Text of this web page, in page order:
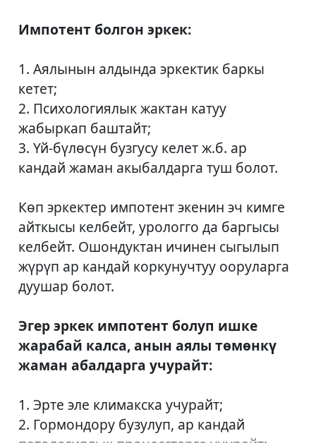
Импотент болгон эркек:
1. Аялынын алдында эркектик баркы
кетет;
2. Психологиялык жактан катуу
жабыркап баштайт;
3. Үй-бүлөсүн бузгусу келет ж.б. ар
кандай жаман акыбалдарга туш болот.
Көп эркектер импотент экенин эч кимге
айткысы келбейт, урологго да баргысы
келбейт. Ошондуктан ичинен сыгылып
жүрүп ар кандай коркунучтуу ооруларга
дуушар болот.
Эгер эркек импотент болуп ишке
жарабай калса, анын аялы төмөнкү
жаман абалдарга учурайт:
1. Эрте эле климакска учурайт;
2. Гормондору бузулуп, ар кандай